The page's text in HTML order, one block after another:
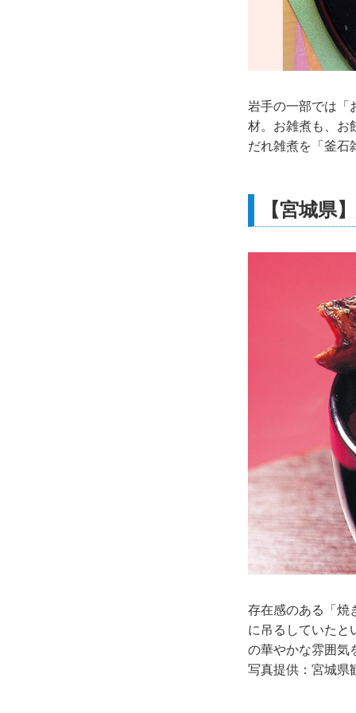
岩手の一部では「
材。お雑煮も、お
だれ雑煮を「釜石
【宮城県
存在感のある「焼
に吊るしていたと
の華やかな雰囲気
写真提供：宮城県